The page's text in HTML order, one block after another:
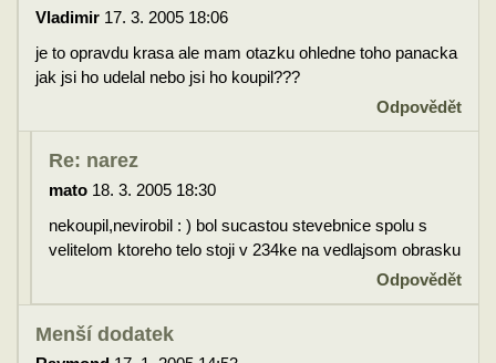
Vladimir 17. 3. 2005 18:06
je to opravdu krasa ale mam otazku ohledne toho panacka
jak jsi ho udelal nebo jsi ho koupil???
Odpovědět
Re: narez
mato 18. 3. 2005 18:30
nekoupil,nevirobil : ) bol sucastou stevebnice spolu s
velitelom ktoreho telo stoji v 234ke na vedlajsom obrasku
Odpovědět
Menší dodatek